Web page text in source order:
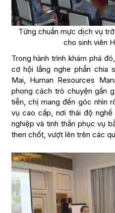
Từng chuẩn mực dịch vụ
cho sinh viên
Trong hành trình khám phá
cơ hội lắng nghe phần chia
Mai, Human Resources
phong cách trò chuyện gần
tiễn, chị mang đến góc nhìn
vụ cao cấp, nơi thái độ nghề
nghiệp và tinh thần phục vụ
then chốt, vượt lên trên các